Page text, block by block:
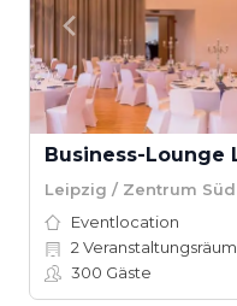
Business-Lounge
Leipzig / Zentrum Süd
Eventlocation
2
300 Gäste